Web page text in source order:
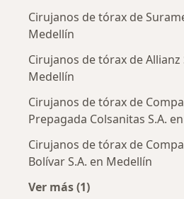
Cirujanos de tórax de
Medellín
Cirujanos de tórax de Allianz
Medellín
Cirujanos de tórax de
Prepagada Colsanitas S.A.
Cirujanos de tórax de
Bolívar S.A. en Medellín
Ver más (1)